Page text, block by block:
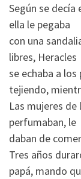
Según se decía
ella le pegaba
con una
libres, Heracles
se echaba a
tejiendo,
Las mujeres
perfumaban, le
daban de
Tres años
papá, mando